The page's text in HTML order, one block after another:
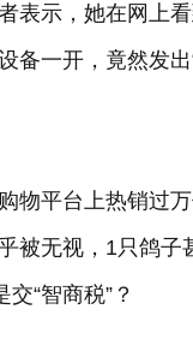
表示，她在网上
备一开，竟然发
物平台上热销过
被无视，1只鸽子
“智商税”？